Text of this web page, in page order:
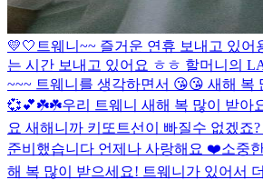
💛🤍 트웨니~~ 즐거운 연휴 보내고 있어
는 시간 보내고 있어요 ㅎㅎ 할머니의
~~~ 트웨니를 생각하면서 😘😘 새해 복
💞💕☘️☘️우리 트웨니 새해 복 많이 받아
요 새해니까 키또트선이 빠질수 없겠죠
준비했습니다 언제나 사랑해요 ❤️소중
해 복 많이 받으세요! 트웨니가 있어서